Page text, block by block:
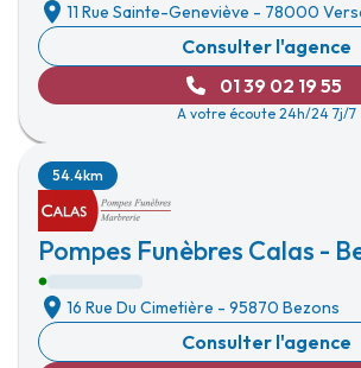
11 Rue Sainte-Geneviève - 78000
Consulter l'agence
01 39 02 19 55
A votre écoute 24h/24 7j/7
Pompes Funèbres Calas -
54.4km
16 Rue Du Cimetière - 95870 Bezons
Consulter l'agence